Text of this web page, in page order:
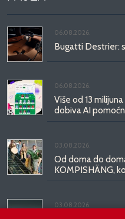
06.08.2026.
Bugatti Destrier:
06.08.2026.
Više od 13
dobiva AI
03.08.2026.
Od doma do
KOMPISHÄNG,
03.08.2026.